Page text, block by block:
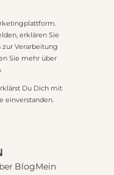
erklären Sie
zur Verarbeitung
Sie mehr über
Du Dich mit
einverstanden.
BlogMein